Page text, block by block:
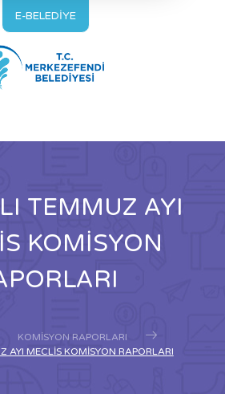
E-BELEDİYE
TEMMUZ AYI
KOMİSYON
KOMISYON RAPORLARI
AYI MECLİS KOMİSYON RAPORLARI